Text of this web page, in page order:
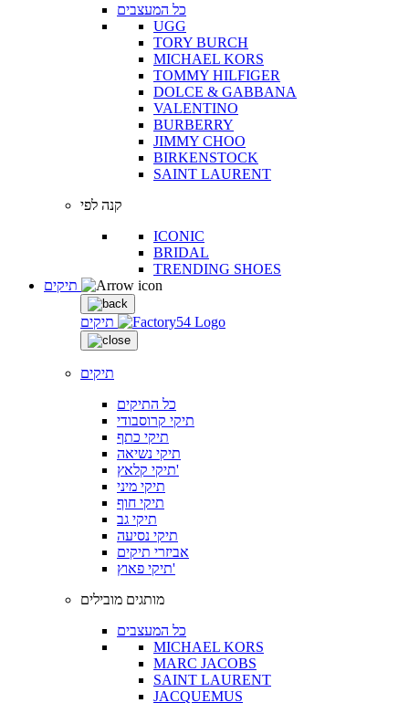
כל המעצבים
UGG
TORY BURCH
MICHAEL KORS
TOMMY HILFIGER
DOLCE & GABBANA
VALENTINO
BURBERRY
JIMMY CHOO
BIRKENSTOCK
SAINT LAURENT
קנה לפי
ICONIC
BRIDAL
TRENDING SHOES
תיקים
תיקים
כל התיקים
תיקי קרוסבודי
תיקי כתף
תיקי נשיאה
תיקי קלאץ'
תיקי מיני
תיקי חוף
תיקי גב
תיקי נסיעה
אביזרי תיקים
תיקי פאוץ'
מותגים מובילים
כל המעצבים
MICHAEL KORS
MARC JACOBS
SAINT LAURENT
JACQUEMUS